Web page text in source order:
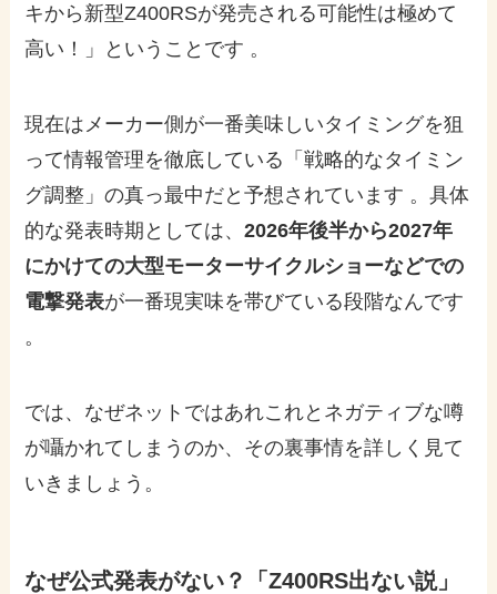
キから新型Z400RSが発売される可能性は極めて
高い！」ということです 。
現在はメーカー側が一番美味しいタイミングを狙
って情報管理を徹底している「戦略的なタイミン
グ調整」の真っ最中だと予想されています 。具体
的な発表時期としては、2026年後半から2027年
にかけての大型モーターサイクルショーなどでの
電撃発表が一番現実味を帯びている段階なんです
。
では、なぜネットではあれこれとネガティブな噂
が囁かれてしまうのか、その裏事情を詳しく見て
いきましょう。
なぜ公式発表がない？「Z400RS出ない説」